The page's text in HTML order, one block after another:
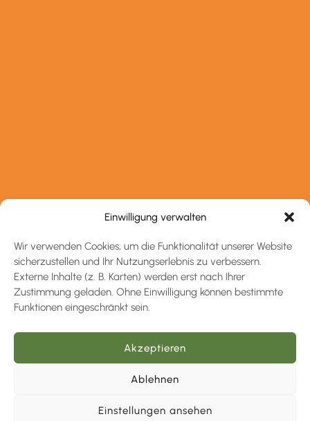
Einwilligung verwalten
Wir verwenden Cookies, um die Funktionalität unserer Website
sicherzustellen und Ihr Nutzungserlebnis zu verbessern.
Externe Inhalte (z. B. Karten) werden erst nach Ihrer
Zustimmung geladen. Ohne Einwilligung können bestimmte
Funktionen eingeschränkt sein.
Akzeptieren
Ablehnen
Einstellungen ansehen